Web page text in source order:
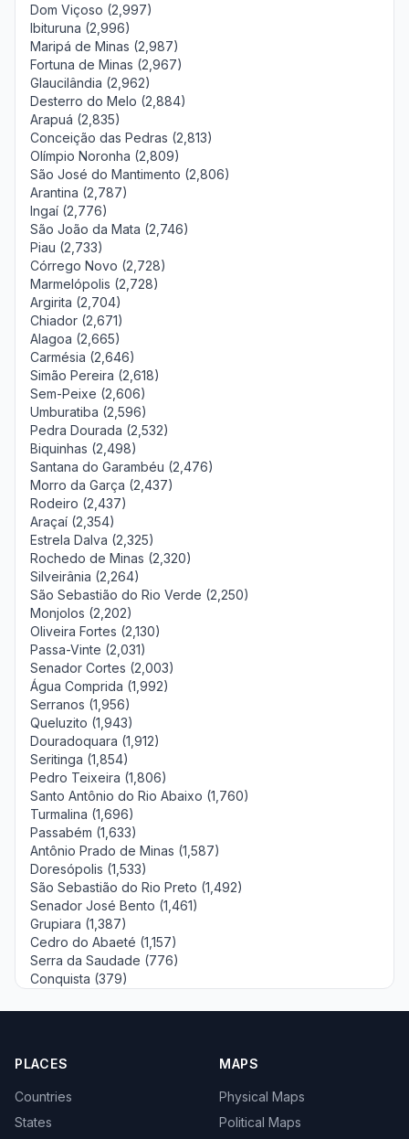
Dom Viçoso (2,997)
Ibituruna (2,996)
Maripá de Minas (2,987)
Fortuna de Minas (2,967)
Glaucilândia (2,962)
Desterro do Melo (2,884)
Arapuá (2,835)
Conceição das Pedras (2,813)
Olímpio Noronha (2,809)
São José do Mantimento (2,806)
Arantina (2,787)
Ingaí (2,776)
São João da Mata (2,746)
Piau (2,733)
Córrego Novo (2,728)
Marmelópolis (2,728)
Argirita (2,704)
Chiador (2,671)
Alagoa (2,665)
Carmésia (2,646)
Simão Pereira (2,618)
Sem-Peixe (2,606)
Umburatiba (2,596)
Pedra Dourada (2,532)
Biquinhas (2,498)
Santana do Garambéu (2,476)
Morro da Garça (2,437)
Rodeiro (2,437)
Araçaí (2,354)
Estrela Dalva (2,325)
Rochedo de Minas (2,320)
Silveirânia (2,264)
São Sebastião do Rio Verde (2,250)
Monjolos (2,202)
Oliveira Fortes (2,130)
Passa-Vinte (2,031)
Senador Cortes (2,003)
Água Comprida (1,992)
Serranos (1,956)
Queluzito (1,943)
Douradoquara (1,912)
Seritinga (1,854)
Pedro Teixeira (1,806)
Santo Antônio do Rio Abaixo (1,760)
Turmalina (1,696)
Passabém (1,633)
Antônio Prado de Minas (1,587)
Doresópolis (1,533)
São Sebastião do Rio Preto (1,492)
Senador José Bento (1,461)
Grupiara (1,387)
Cedro do Abaeté (1,157)
Serra da Saudade (776)
Conquista (379)
PLACES
Countries
States
MAPS
Physical Maps
Political Maps